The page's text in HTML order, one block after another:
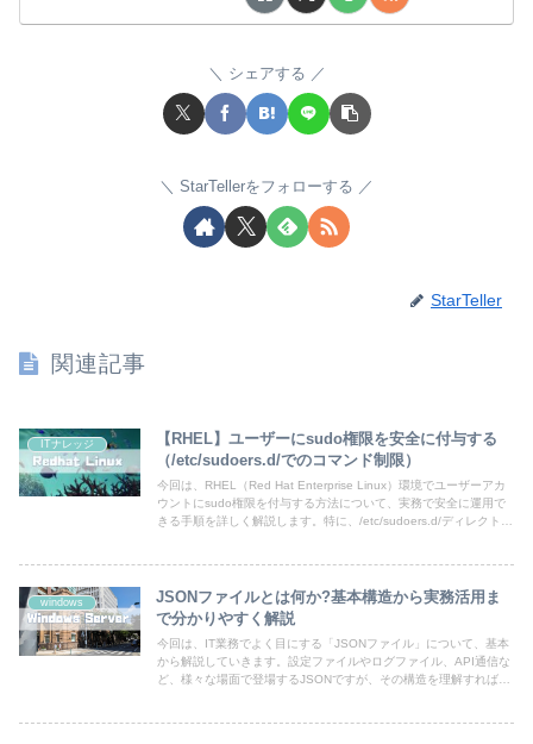
シェアする
StarTellerをフォローする
StarTeller
関連記事
ITナレッジ
【RHEL】ユーザーにsudo権限を安全に付与する
（/etc/sudoers.d/でのコマンド制限）
今回は、RHEL（Red Hat Enterprise Linux）環境でユーザーアカ
ウントにsudo権限を付与する方法について、実務で安全に運用で
きる手順を詳しく解説します。特に、/etc/sudoers.d/ディレクトリ
体のセキュリティリスクにつながるため、正しい知識と手順を身に
つけましょう。
windows
JSONファイルとは何か?基本構造から実務活用ま
で分かりやすく解説
今回は、IT業務でよく目にする「JSONファイル」について、基本
から解説していきます。設定ファイルやログファイル、API通信な
ど、様々な場面で登場するJSONですが、その構造を理解すれば決